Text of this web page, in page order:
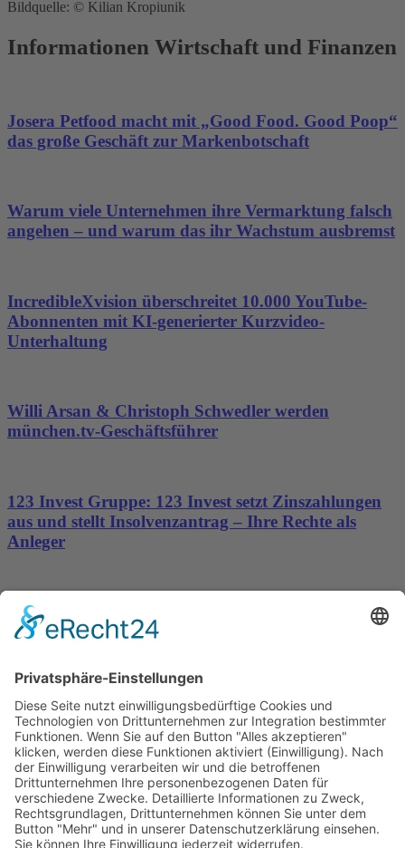
Bildquelle: © Kilian Kropiunik
Informationen Wirtschaft und Finanzen
Josera Petfood macht mit „Good Food. Good Poop“
das große Geschäft zur Markenbotschaft
Warum viele Unternehmen ihre Vermarktung falsch
angehen – und warum das ihr Wachstum ausbremst
IncredibleXvision überschreitet 10.000 YouTube-
Abonnenten mit KI-generierter Kurzvideo-
Unterhaltung
Willi Arsan & Christoph Schwedler werden
münchen.tv-Geschäftsführer
123 Invest Gruppe: 123 Invest setzt Zinszahlungen
aus und stellt Insolvenzantrag – Ihre Rechte als
Anleger
Dronus sichert sich 15 Millionen Dollar und treibt
den Aufbau autonomer Luftinfrastruktur voran
Wichtiges
Impressum
Datenschutz
Kooperation
Werbung
Presse- und Öffentlichkeitsarbeit
Aktuelles